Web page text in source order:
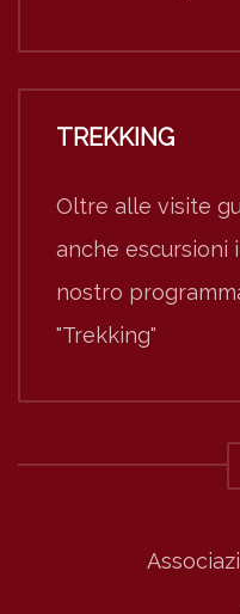
TREKKING
Oltre alle visite
anche escursioni
nostro
"Trekking"